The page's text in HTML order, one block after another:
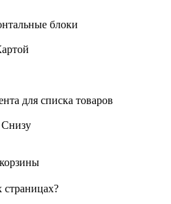
блоки
для списка товаров
Снизу
страницах?